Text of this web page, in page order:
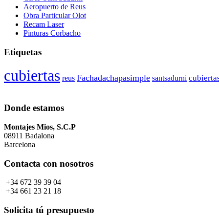
Aeropuerto de Reus
Obra Particular Olot
Recam Laser
Pinturas Corbacho
Etiquetas
cubiertas reus Fachadachapasimple santsadurni
Donde estamos
Montajes Mios, S.C.P
08911 Badalona
Barcelona
Contacta con nosotros
+34 672 39 39 04
+34 661 23 21 18
Solicita tú presupuesto